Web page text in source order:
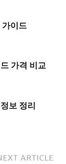
이드
가격 비교
보 정리
ARTICLE